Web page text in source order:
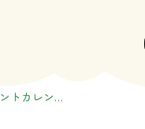
トカレン…